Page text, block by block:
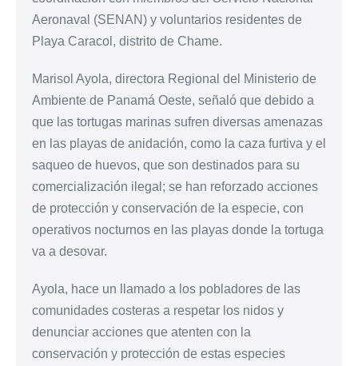
Aeronaval (SENAN) y voluntarios residentes de
Playa Caracol, distrito de Chame.
Marisol Ayola, directora Regional del Ministerio de
Ambiente de Panamá Oeste, señaló que debido a
que las tortugas marinas sufren diversas amenazas
en las playas de anidación, como la caza furtiva y el
saqueo de huevos, que son destinados para su
comercialización ilegal; se han reforzado acciones
de protección y conservación de la especie, con
operativos nocturnos en las playas donde la tortuga
va a desovar.
Ayola, hace un llamado a los pobladores de las
comunidades costeras a respetar los nidos y
denunciar acciones que atenten con la
conservación y protección de estas especies